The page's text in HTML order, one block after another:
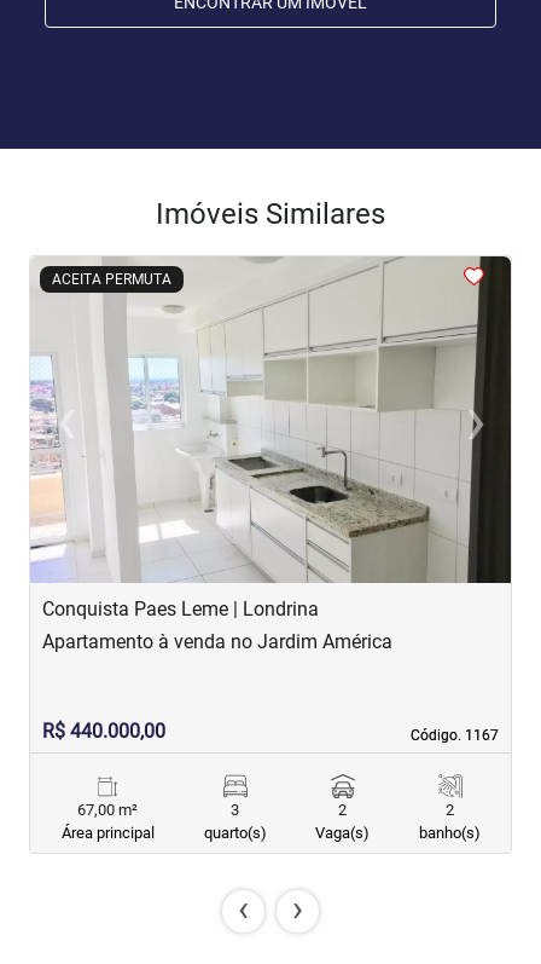
Imóveis Similares
ACEITA PERMUTA
<<<<
‹Previous ›
Next
Conquista Paes Leme | Londrina
Código. 1167
Código. 1167
Apartamento à venda no Jardim América
R$ 440.000,00
67,00 m²
Área principal
3
quarto(s)
2
Vaga(s)
2
banho(s)
‹ ›